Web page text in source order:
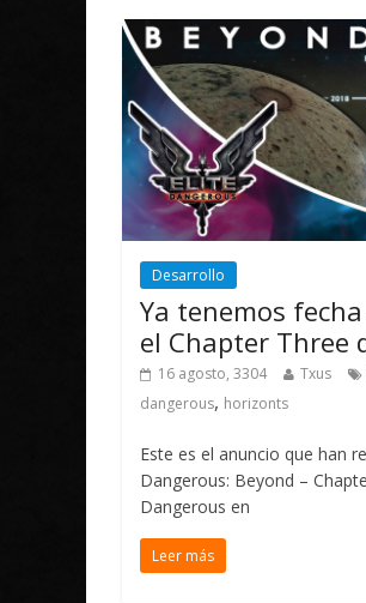
Desarrollo
Ya tenemos
el Chapter Three
16 agosto, 3304 Txus
dangerous, horizonts
Este es el anuncio que han
Dangerous: Beyond –
Dangerous en
Leer más